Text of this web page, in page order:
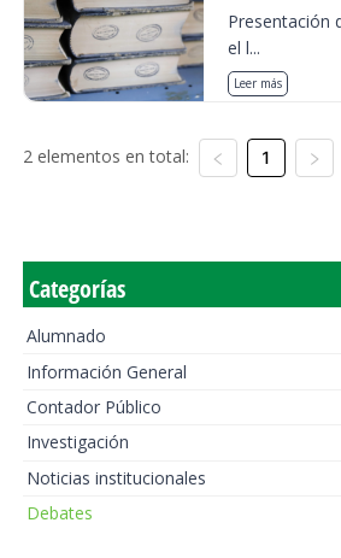
Presentación
el l...
Leer más
2 elementos en total: 1
Categorías
Alumnado
Información General
Contador Público
Investigación
Noticias institucionales
Debates